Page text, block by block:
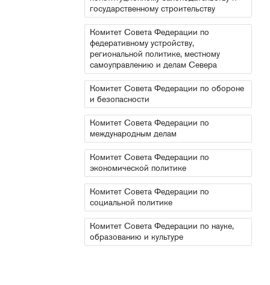
государственному строительству
Комитет Совета Федерации по
федеративному устройству,
региональной политике, местному
самоуправлению и делам Севера
Комитет Совета Федерации по обороне
и безопасности
Комитет Совета Федерации по
международным делам
Комитет Совета Федерации по
экономической политике
Комитет Совета Федерации по
социальной политике
Комитет Совета Федерации по науке,
образованию и культуре